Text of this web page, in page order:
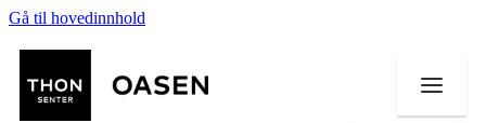
Gå til hovedinnhold